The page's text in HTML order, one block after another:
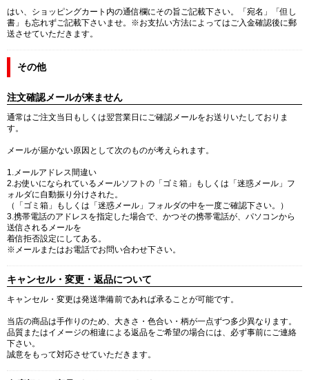
はい、ショッピングカート内の通信欄にその旨ご記載下さい。「宛名」「但し
書」も忘れずご記載下さいませ。※お支払い方法によってはご入金確認後に郵
送させていただきます。
その他
注文確認メールが来ません
通常はご注文当日もしくは翌営業日にご確認メールをお送りいたしておりま
す。
メールが届かない原因として次のものが考えられます。
1.メールアドレス間違い
2.お使いになられているメールソフトの「ゴミ箱」もしくは「迷惑メール」フ
ォルダに自動振り分けされた。
（「ゴミ箱」もしくは「迷惑メール」フォルダの中を一度ご確認下さい。）
3.携帯電話のアドレスを指定した場合で、かつその携帯電話が、パソコンから
送信されるメールを
着信拒否設定にしてある。
※メールまたはお電話でお問い合わせ下さい。
キャンセル・変更・返品について
キャンセル・変更は発送準備前であれば承ることが可能です。
当店の商品は手作りのため、大きさ・色合い・柄が一点ずつ多少異なります。
品質またはイメージの相違による返品をご希望の場合には、必ず事前にご連絡
下さい。
誠意をもって対応させていただきます。